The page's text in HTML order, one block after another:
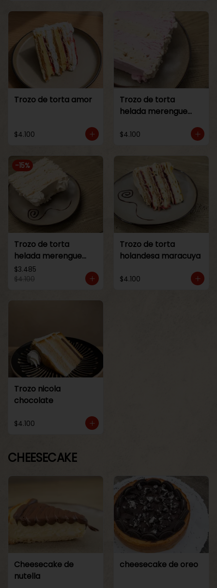
Trozo de torta amor
$4.100
Trozo de torta
helada merengue
$4.100
-15%
Trozo de torta
helada merengue
lucuma
$3.485
$4.100
Trozo de torta
holandesa maracuya
$4.100
Trozo nicola
chocolate
$4.100
CHEESECAKE
Cheesecake de
nutella
cheesecake de oreo